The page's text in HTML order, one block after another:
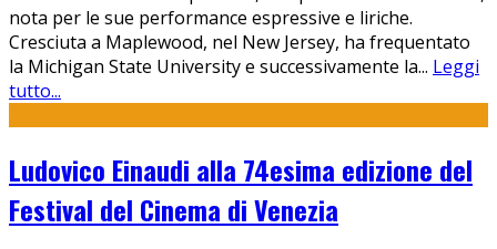
nota per le sue performance espressive e liriche.
Cresciuta a Maplewood, nel New Jersey, ha frequentato
la Michigan State University e successivamente la... Leggi
tutto...
Ludovico Einaudi alla 74esima edizione del
Festival del Cinema di Venezia